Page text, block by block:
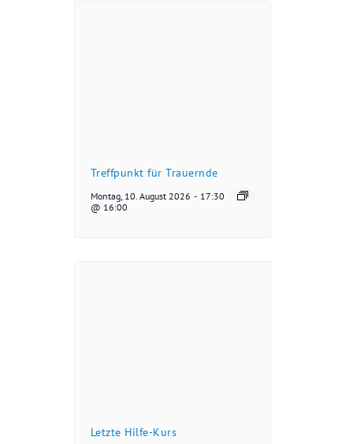
Treffpunkt für Trauernde
Montag, 10. August 2026
@ 16:00
- 17:30
Letzte Hilfe-Kurs